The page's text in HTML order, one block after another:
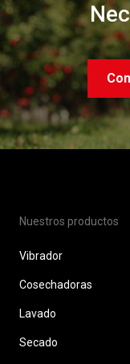
Nuestros productos
Vibrador
Cosechadoras
Lavado
Secado